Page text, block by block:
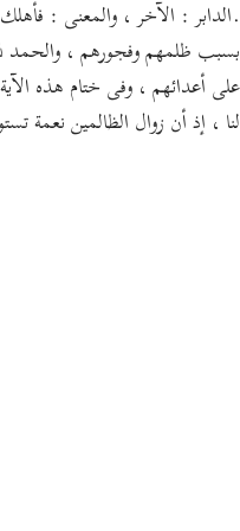
.الدابر : الآخر ، والمعنى :
بسبب ظلمهم وفجورهم ، والحمد
على أعدائهم ، وفى ختام هذه
لنا ، إذ أن زوال الظالمين نعمة